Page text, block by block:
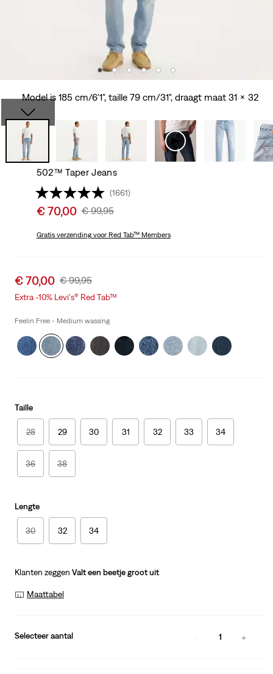
Model is 185 cm/6'1", taille 79 cm/31", draagt maat 31 x 32
502™ Taper Jeans
(1661)
Sale
is
€ 70,00 Original
Was
€ 99,95
Gratis verzendingvoor Red Tab™ Members
Sale
price
€ 70,00 Original
Price
€ 99,95
Extra -10% Levi's® Red Tab™
Feelin Free - Medium wassing
Taille
28 29 30 31 32 33 34
36 38
Lengte
30 32 34
Klanten zeggen Valt een beetje groot uit
Maattabel
Selecteer aantal 1